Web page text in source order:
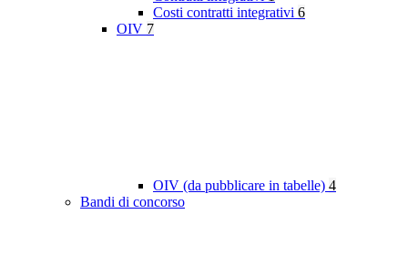
Costi contratti integrativi 6
OIV 7
OIV (da pubblicare in tabelle) 4
Bandi di concorso